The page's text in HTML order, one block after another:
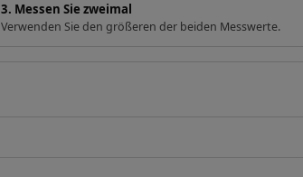
3. Messen Sie zweimal
Verwenden Sie den größeren der beiden Messwerte.